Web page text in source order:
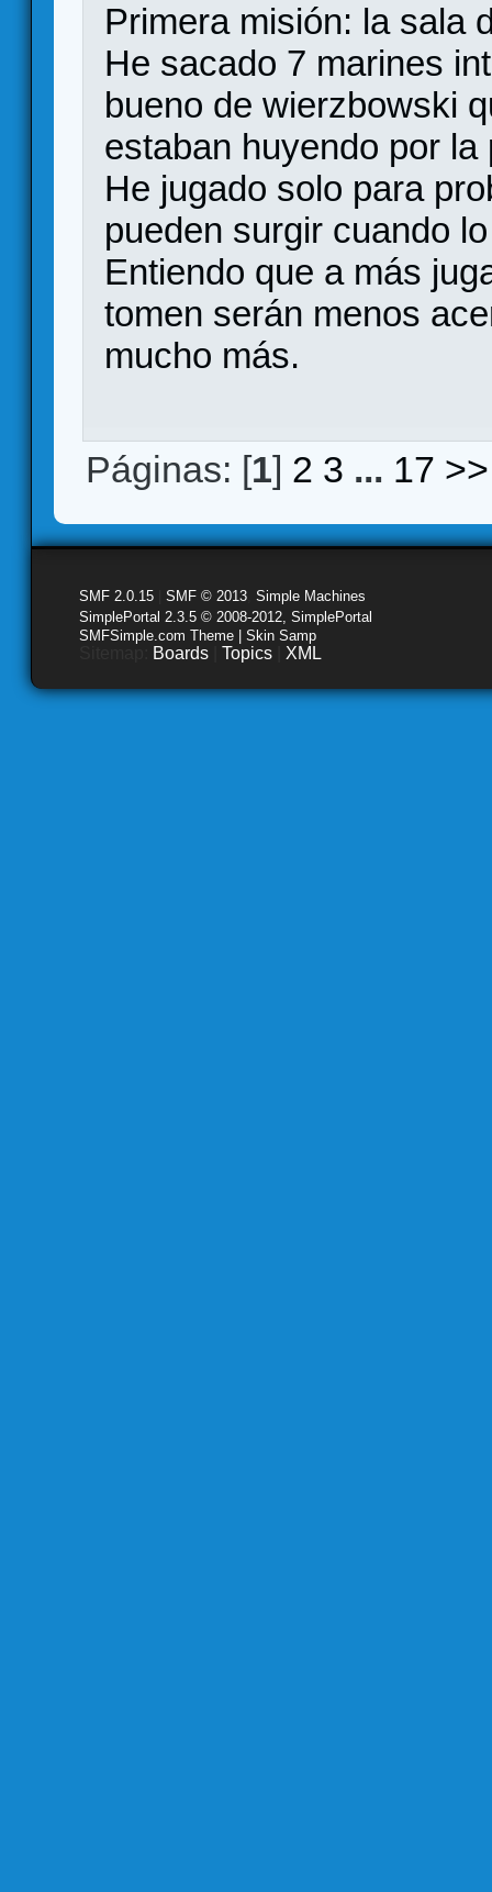
Primera misión: la sala
He sacado 7 marines
bueno de wierzbowski
estaban huyendo por la
He jugado solo para
pueden surgir cuando
Entiendo que a más
tomen serán menos
mucho más.
Páginas: [1] 2 3 ... 17 >>
SMF 2.0.15 SMF © 2013 Simple Machines
SimplePortal 2.3.5 © 2008-2012, SimplePortal
SMFSimple.com Theme | Skin Samp
Boards Topics XML